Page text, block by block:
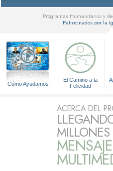
Programas Humanitarios y
Patrocinados por la
Cómo Ayudamos
El Camino a la
Felicidad
ACERCA DEL